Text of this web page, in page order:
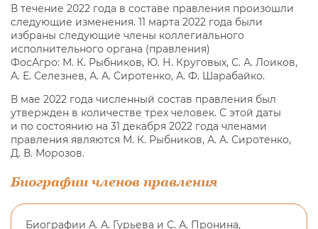
В течение 2022 года в составе правления произошли
следующие изменения. 11 марта 2022 года были
избраны следующие члены коллегиального
исполнительного органа (правления)
ФосАгро: М. К. Рыбников, Ю. Н. Круговых, С. А. Лоиков,
А. Е. Селезнев, А. А. Сиротенко, А. Ф. Шарабайко.
В мае 2022 года численный состав правления был
утвержден в количестве трех человек. С этой даты
и по состоянию на 31 декабря 2022 года членами
правления являются М. К. Рыбников, А. А. Сиротенко,
Д. В. Морозов.
Биографии членов правления
Биографии А. А. Гурьева и С. А. Пронина,